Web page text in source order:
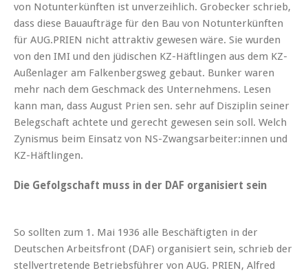
von Notunterkünften ist unverzeihlich. Grobecker schrieb,
dass diese Bauaufträge für den Bau von Notunterkünften
für AUG.PRIEN nicht attraktiv gewesen wäre. Sie wurden
von den IMI und den jüdischen KZ-Häftlingen aus dem KZ-
Außenlager am Falkenbergsweg gebaut. Bunker waren
mehr nach dem Geschmack des Unternehmens. Lesen
kann man, dass August Prien sen. sehr auf Disziplin seiner
Belegschaft achtete und gerecht gewesen sein soll. Welch
Zynismus beim Einsatz von NS-Zwangsarbeiter:innen und
KZ-Häftlingen.
Die Gefolgschaft muss in der DAF organisiert sein
So sollten zum 1. Mai 1936 alle Beschäftigten in der
Deutschen Arbeitsfront (DAF) organisiert sein, schrieb der
stellvertretende Betriebsführer von AUG. PRIEN, Alfred